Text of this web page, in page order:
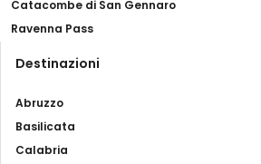
Catacombe di San Gennaro
Ravenna Pass
Destinazioni
Abruzzo
Basilicata
Calabria